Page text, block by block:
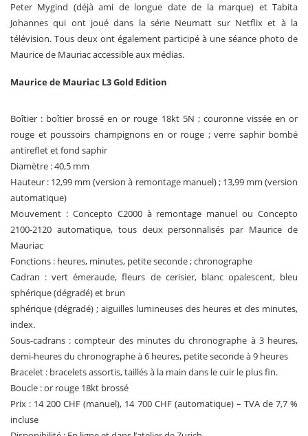
Peter Mygind (déjà ami de longue date de la marque) et Tabita
Johannes qui ont joué dans la série Neumatt sur Netflix et à la
télévision. Tous deux ont également participé à une séance photo de
Maurice de Mauriac accessible aux médias.
Maurice de Mauriac L3 Gold Edition
Boîtier : boîtier brossé en or rouge 18kt 5N ; couronne vissée en or
rouge et poussoirs champignons en or rouge ; verre saphir bombé
antireflet et fond saphir
Diamètre : 40,5 mm
Hauteur : 12,99 mm (version à remontage manuel) ; 13,99 mm (version
automatique)
Mouvement : Concepto C2000 à remontage manuel ou Concepto
2100-2120 automatique, tous deux personnalisés par Maurice de
Mauriac
Fonctions : heures, minutes, petite seconde ; chronographe
Cadran : vert émeraude, fleurs de cerisier, blanc opalescent, bleu
sphérique (dégradé) et brun
sphérique (dégradé) ; aiguilles lumineuses des heures et des minutes,
index.
Sous-cadrans : compteur des minutes du chronographe à 3 heures,
demi-heures du chronographe à 6 heures, petite seconde à 9 heures
Bracelet : bracelets assortis, taillés à la main dans le cuir le plus fin.
Boucle : or rouge 18kt brossé
Prix : 14 200 CHF (manuel), 14 700 CHF (automatique) – TVA de 7,7 %
incluse